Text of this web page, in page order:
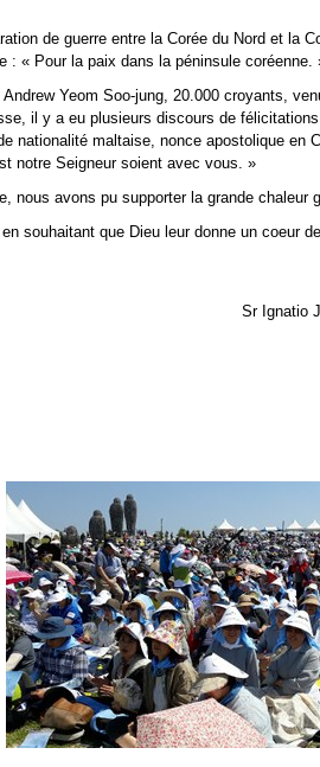
de guerre entre la Corée du Nord et
: « Pour la paix dans la péninsule coréenne.
Yeom Soo-jung, 20.000 croyants,
il y a eu plusieurs discours de
nationalité maltaise, nonce apostolique
notre Seigneur soient avec vous. »
nous avons pu supporter la grande
souhaitant que Dieu leur donne un coeur
Sr Ignatio